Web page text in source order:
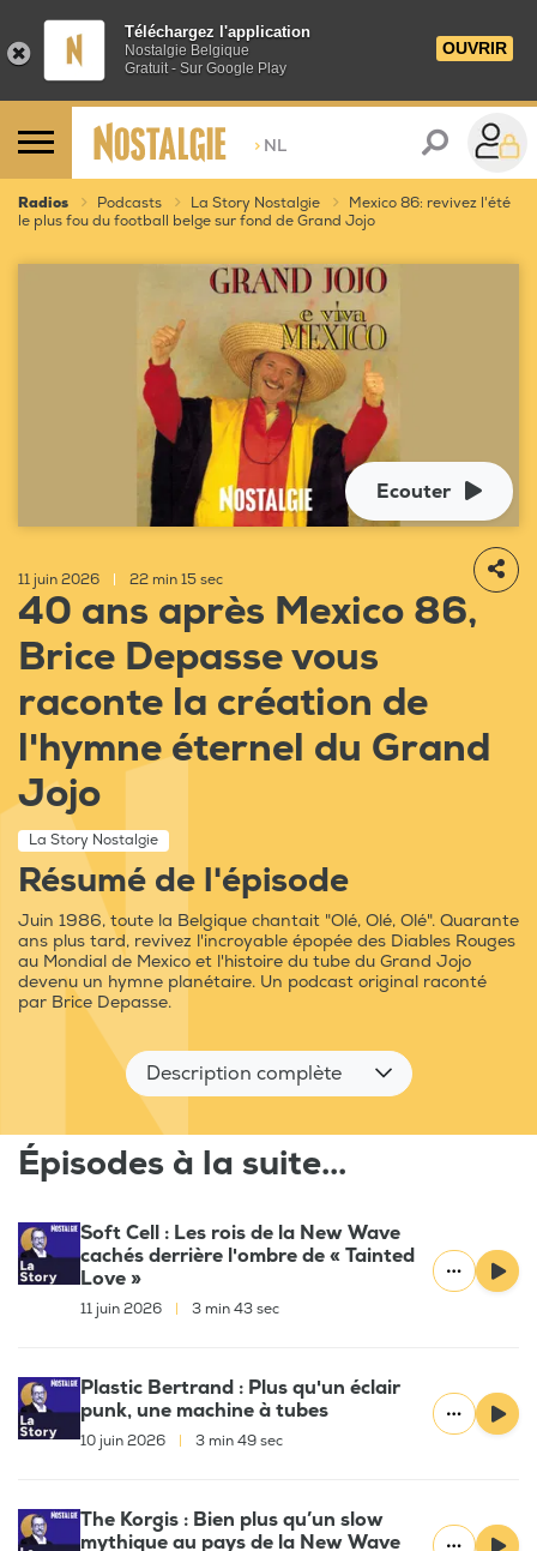
Téléchargez l'application
Nostalgie Belgique
Gratuit - Sur Google Play
OUVRIR
> NL
Radios Podcasts La Story Nostalgie
Mexico 86: revivez l'été
le plus fou du football belge sur fond de Grand Jojo
Ecouter
11 juin 2026 22 min 15 sec
40 ans après Mexico 86,
Brice Depasse vous
raconte la création de
l'hymne éternel du Grand
Jojo
La Story Nostalgie
Résumé de l'épisode
Juin 1986, toute la Belgique chantait "Olé, Olé, Olé". Quarante
ans plus tard, revivez l'incroyable épopée des Diables Rouges
au Mondial de Mexico et l'histoire du tube du Grand Jojo
devenu un hymne planétaire. Un podcast original raconté
par Brice Depasse.
Description complète
Épisodes à la suite...
Soft Cell : Les rois de la New Wave
cachés derrière l'ombre de « Tainted
Love »
11 juin 2026 3 min 43 sec
Plastic Bertrand : Plus qu'un éclair
punk, une machine à tubes
10 juin 2026 3 min 49 sec
The Korgis : Bien plus qu’un slow
mythique au pays de la New Wave